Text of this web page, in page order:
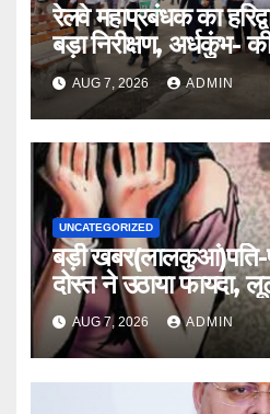
रेलवे महाप्रबंधक का
बड़ा निरीक्षण, अर्धकुंभ-
जायजा
AUG 7, 2026 ADMIN
UNCATEGORIZED
बड़ी
दोस्त ने उठाया फायदा,
AUG 7, 2026 ADMIN